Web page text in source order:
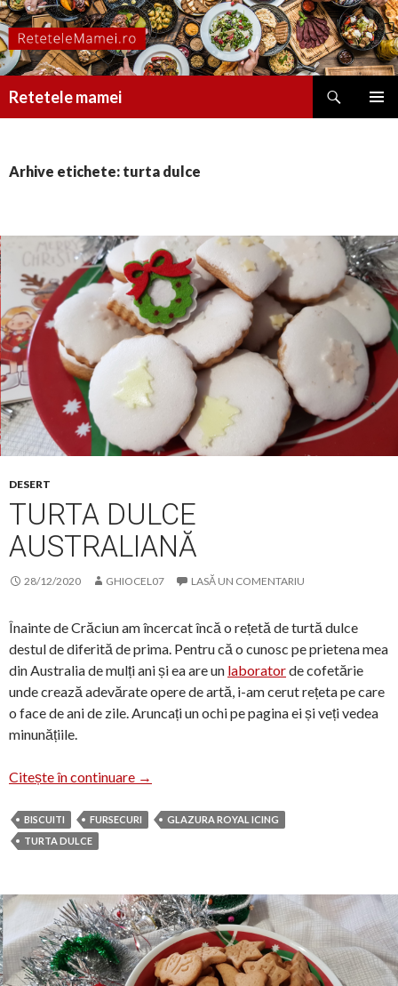
Retetele mamei
Arhive etichete: turta dulce
DESERT
TURTA DULCE
AUSTRALIANĂ
28/12/2020 GHIOCEL07 LASĂ UN COMENTARIU
Înainte de Crăciun am încercat încă o rețetă de turtă dulce
destul de diferită de prima. Pentru că o cunosc pe prietena mea
din Australia de mulți ani și ea are un laboratorde cofetărie
unde crează adevărate opere de artă, i-am cerut rețeta pe care
o face de ani de zile. Aruncați un ochi pe pagina ei și veți vedea
minunățiile.
Citește în continuare Turta dulce australiană
→
BISCUITI FURSECURI
GLAZURA ROYAL ICING
TURTA DULCE